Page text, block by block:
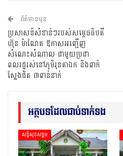
ព័ត៌មានមុន
ប្រសាសន៍សំខាន់ៗរបស់សម្តេចធិបតី
ហ៊ុន ម៉ាណែត ឱកាសអញ្ជើញ
សំណេះសំណាល ជាមួយប្រជា
ពលរដ្ឋរស់នៅភូមិរុនតាឯក និងពាក់
ស្នែងជិត ៣ពាន់នាក់
អត្ថបទដែលជាប់ទាក់ទង
សន្តិសុខសង្គម